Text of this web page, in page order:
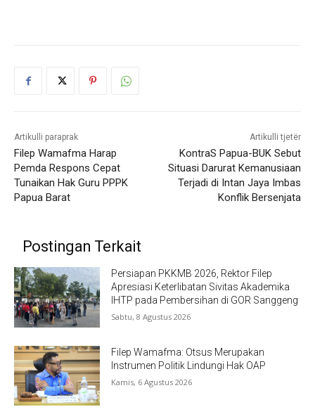
Artikulli paraprak
Filep Wamafma Harap
Pemda Respons Cepat
Tunaikan Hak Guru PPPK
Papua Barat
Artikulli tjetër
KontraS Papua-BUK Sebut
Situasi Darurat Kemanusiaan
Terjadi di Intan Jaya Imbas
Konflik Bersenjata
Postingan Terkait
Persiapan PKKMB 2026, Rektor Filep
Apresiasi Keterlibatan Sivitas Akademika
IHTP pada Pembersihan di GOR Sanggeng
Sabtu, 8 Agustus 2026
Filep Wamafma: Otsus Merupakan
Instrumen Politik Lindungi Hak OAP
Kamis, 6 Agustus 2026